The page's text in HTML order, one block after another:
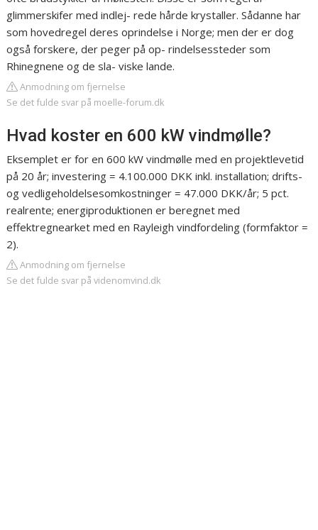
glimmerskifer med indlej- rede hårde krystaller. Sådanne har
som hovedregel deres oprindelse i Norge; men der er dog
også forskere, der peger på op- rindelsessteder som
Rhinegnene og de sla- viske lande.
Anmodning om fjernelse
Se det fulde svar på moelle-forum.dk
Hvad koster en 600 kW vindmølle?
Eksemplet er for en 600 kW vindmølle med en projektlevetid
på 20 år; investering = 4.100.000 DKK inkl. installation; drifts-
og vedligeholdelsesomkostninger = 47.000 DKK/år; 5 pct.
realrente; energiproduktionen er beregnet med
effektregnearket med en Rayleigh vindfordeling (formfaktor =
2).
Anmodning om fjernelse
Se det fulde svar på videnomvind.dk